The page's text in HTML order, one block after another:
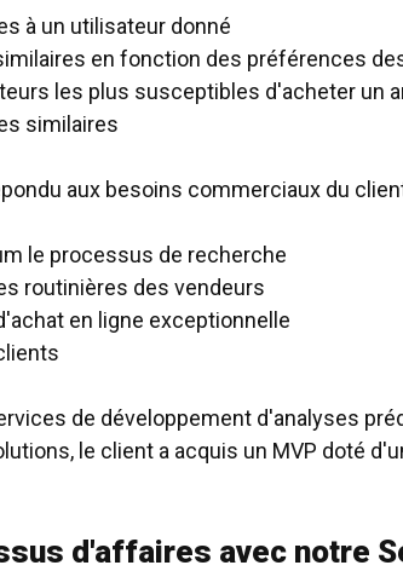
à un utilisateur donné
en fonction des préférences
les plus susceptibles d'acheter un
similaires
aux besoins commerciaux du
le processus de recherche
routinières des vendeurs
en ligne exceptionnelle
de développement d'analyses
le client a acquis un MVP doté
d'affaires avec notre